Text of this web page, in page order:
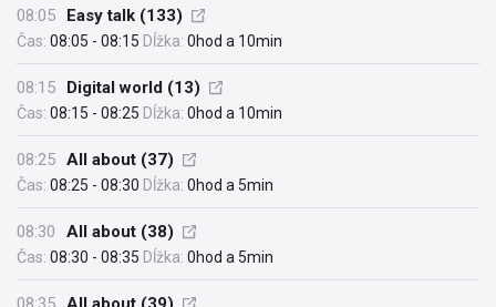
08:05 Easy talk (133)
Čas: 08:05 - 08:15 Dĺžka: 0hod a 10min
08:15 Digital world (13)
Čas: 08:15 - 08:25 Dĺžka: 0hod a 10min
08:25 All about (37)
Čas: 08:25 - 08:30 Dĺžka: 0hod a 5min
08:30 All about (38)
Čas: 08:30 - 08:35 Dĺžka: 0hod a 5min